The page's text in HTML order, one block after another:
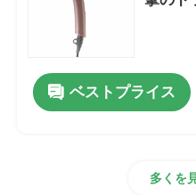
ブラシレス ドライブ
高速ヘアー ドライヤー
ベストプライス
多くを